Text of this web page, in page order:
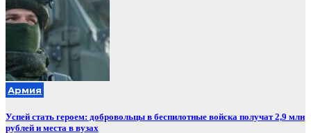
Армия
Успей стать героем: добровольцы в беспилотные войска получат 2,9 млн
рублей и места в вузах